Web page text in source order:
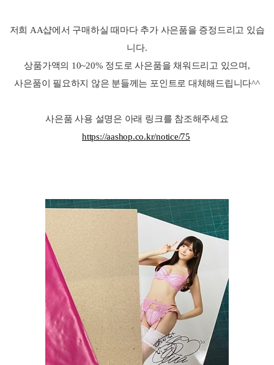
저희 AA샵에서 구매하실 때마다 추가 사은품을 증정드리고 있습
니다.
상품가액의 10~20% 정도로 사은품을 채워드리고 있으며,
사은품이 필요하지 않은 분들께는 포인트로 대체해드립니다^^
사은품 사용 설명은 아래 링크를 참조해주세요
https://aashop.co.kr/notice/75